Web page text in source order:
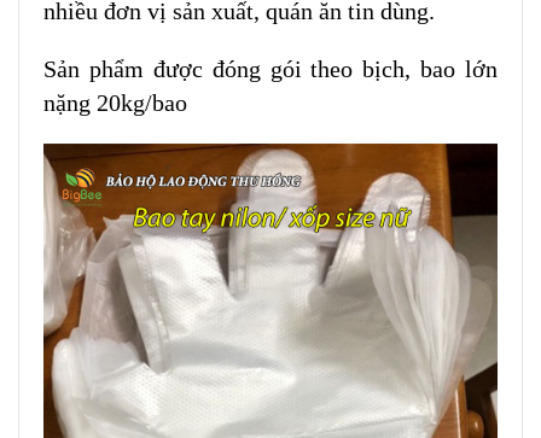
nhiều đơn vị sản xuất, quán ăn tin dùng.
Sản phẩm được đóng gói theo bịch, bao lớn
nặng 20kg/bao